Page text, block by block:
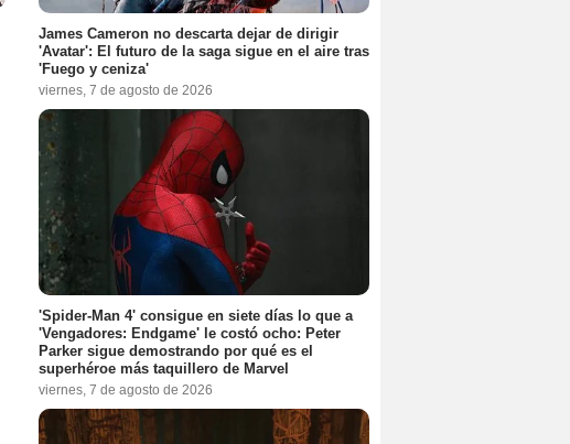
James Cameron no descarta dejar de dirigir
'Avatar': El futuro de la saga sigue en el aire tras
'Fuego y ceniza'
viernes, 7 de agosto de 2026
'Spider-Man 4' consigue en siete días lo que a
'Vengadores: Endgame' le costó ocho: Peter
Parker sigue demostrando por qué es el
superhéroe más taquillero de Marvel
viernes, 7 de agosto de 2026